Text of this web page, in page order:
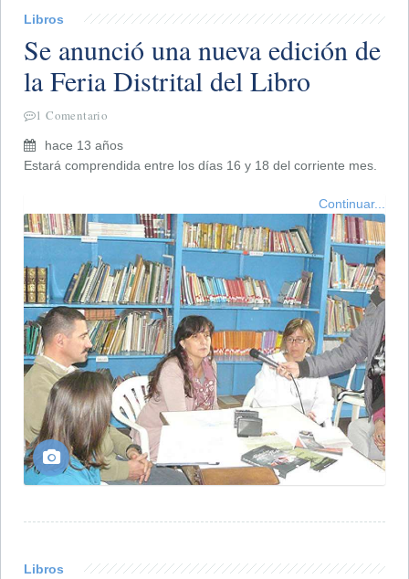
Libros
Se anunció una nueva edición de
la Feria Distrital del Libro
1 Comentario
hace 13 años
Estará comprendida entre los días 16 y 18 del corriente mes.
Continuar...
Libros